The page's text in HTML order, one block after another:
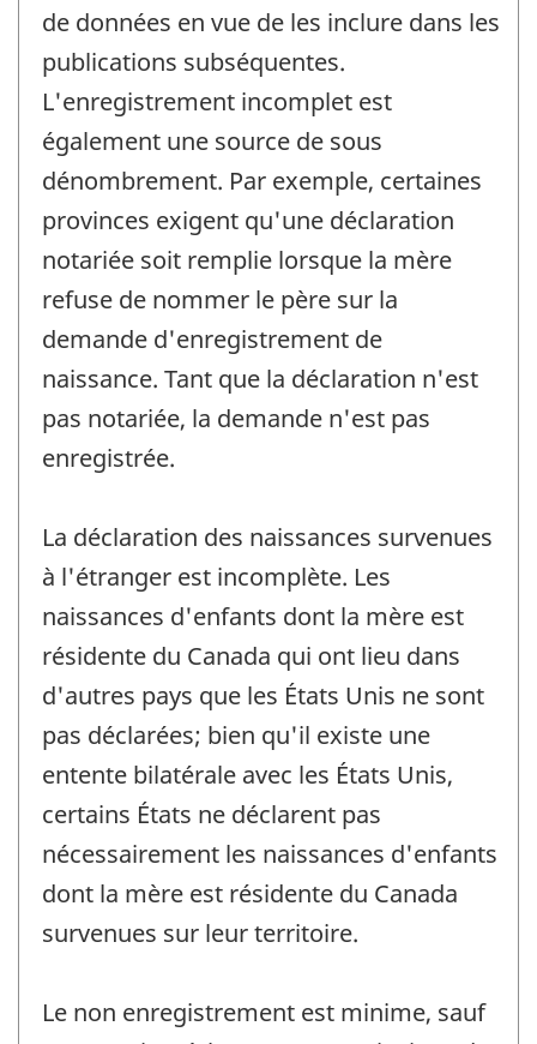
de données en vue de les inclure dans les
publications subséquentes.
L'enregistrement incomplet est
également une source de sous
dénombrement. Par exemple, certaines
provinces exigent qu'une déclaration
notariée soit remplie lorsque la mère
refuse de nommer le père sur la
demande d'enregistrement de
naissance. Tant que la déclaration n'est
pas notariée, la demande n'est pas
enregistrée.
La déclaration des naissances survenues
à l'étranger est incomplète. Les
naissances d'enfants dont la mère est
résidente du Canada qui ont lieu dans
d'autres pays que les États Unis ne sont
pas déclarées; bien qu'il existe une
entente bilatérale avec les États Unis,
certains États ne déclarent pas
nécessairement les naissances d'enfants
dont la mère est résidente du Canada
survenues sur leur territoire.
Le non enregistrement est minime, sauf